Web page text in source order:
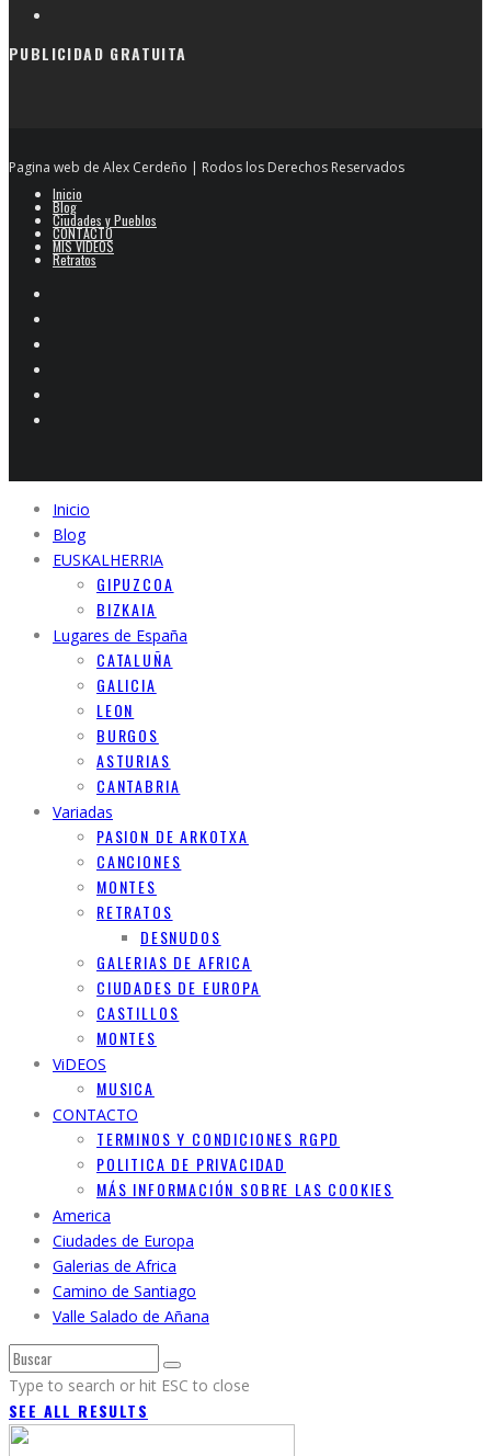
PUBLICIDAD GRATUITA
Pagina web de Alex Cerdeño | Rodos los Derechos Reservados
Inicio
Blog
Ciudades y Pueblos
CONTACTO
MIS VIDEOS
Retratos
Inicio
Blog
EUSKALHERRIA
GIPUZCOA
BIZKAIA
Lugares de España
CATALUÑA
GALICIA
LEON
BURGOS
ASTURIAS
CANTABRIA
Variadas
PASION DE ARKOTXA
CANCIONES
MONTES
RETRATOS
DESNUDOS
GALERIAS DE AFRICA
CIUDADES DE EUROPA
CASTILLOS
MONTES
ViDEOS
MUSICA
CONTACTO
TERMINOS Y CONDICIONES RGPD
POLITICA DE PRIVACIDAD
MÁS INFORMACIÓN SOBRE LAS COOKIES
America
Ciudades de Europa
Galerias de Africa
Camino de Santiago
Valle Salado de Añana
Type to search or hit ESC to close
SEE ALL RESULTS